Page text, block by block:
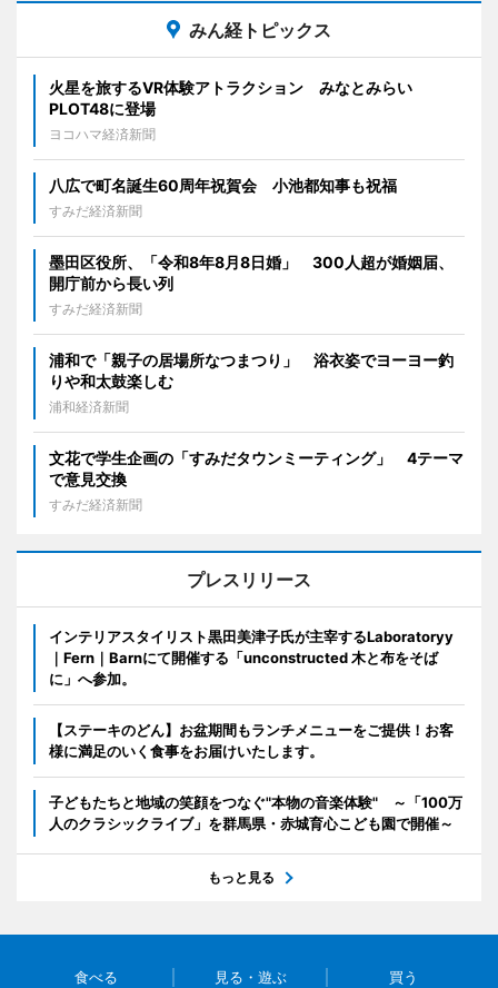
みん経トピックス
火星を旅するVR体験アトラクション みなとみらい
PLOT48に登場
ヨコハマ経済新聞
八広で町名誕生60周年祝賀会 小池都知事も祝福
すみだ経済新聞
墨田区役所、「令和8年8月8日婚」 300人超が婚姻届、
開庁前から長い列
すみだ経済新聞
浦和で「親子の居場所なつまつり」 浴衣姿でヨーヨー釣
りや和太鼓楽しむ
浦和経済新聞
文花で学生企画の「すみだタウンミーティング」 4テーマ
で意見交換
すみだ経済新聞
プレスリリース
インテリアスタイリスト黒田美津子氏が主宰するLaboratoryy
｜Fern｜Barnにて開催する「unconstructed 木と布をそば
に」へ参加。
【ステーキのどん】お盆期間もランチメニューをご提供！お客
様に満足のいく食事をお届けいたします。
子どもたちと地域の笑顔をつなぐ"本物の音楽体験" ～「100万
人のクラシックライブ」を群馬県・赤城育心こども園で開催～
もっと見る
食べる 見る・遊ぶ 買う